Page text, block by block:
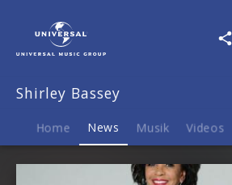
News
Shirley Bassey
Home News Musik Videos